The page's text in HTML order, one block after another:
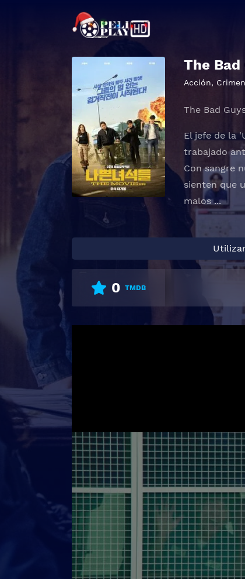
The Bad
Acción, Crimen
The Bad
El jefe de la
trabajado
Con sangre
sienten que
malos ...
0 TMDB